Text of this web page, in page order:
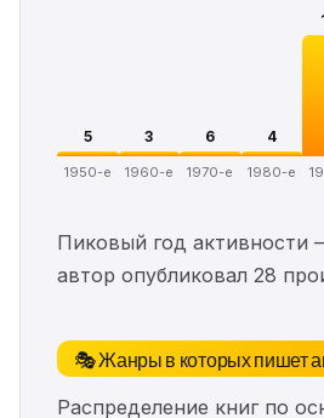
5
1950-е
3
1960-е
6
1970-е
4
1980-е
Пиковый год активности
автор опубликовал 28
🎭 Жанры в которых пишет
Распределение книг по